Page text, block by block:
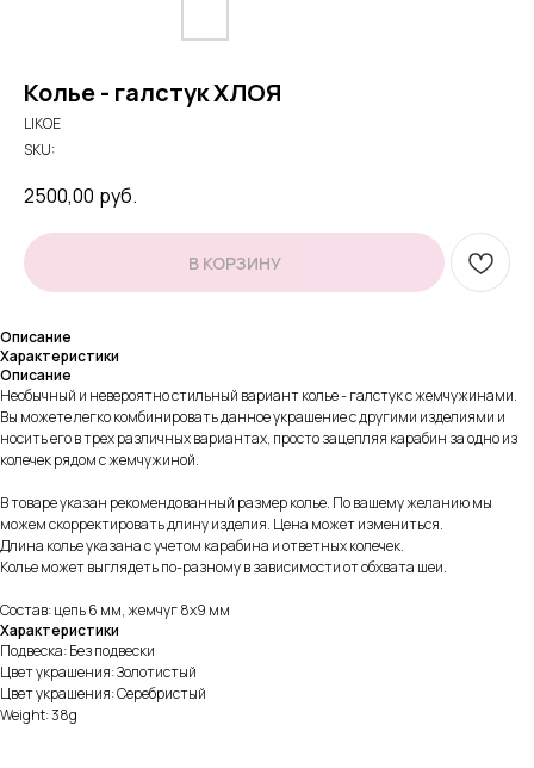
Колье - галстук ХЛОЯ
LIKOE
SKU:
2500,00 руб.
В КОРЗИНУ
Описание
Характеристики
Описание
Необычный и невероятно стильный вариант колье - галстук с жемчужинами.
Вы можете легко комбинировать данное украшение с другими изделиями и
носить его в трех различных вариантах, просто зацепляя карабин за одно из
колечек рядом с жемчужиной.
В товаре указан рекомендованный размер колье. По вашему желанию мы
можем скорректировать длину изделия. Цена может измениться.
Длина колье указана с учетом карабина и ответных колечек.
Колье может выглядеть по-разному в зависимости от обхвата шеи.
Состав: цепь 6 мм, жемчуг 8х9 мм
Характеристики
Подвеска: Без подвески
Цвет украшения: Золотистый
Цвет украшения: Серебристый
Weight: 38g